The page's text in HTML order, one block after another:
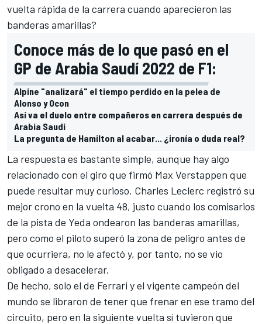
vuelta rápida de la carrera cuando aparecieron las
banderas amarillas?
Conoce más de lo que pasó en el
GP de Arabia Saudí 2022 de F1:
Alpine "analizará" el tiempo perdido en la pelea de
Alonso y Ocon
Así va el duelo entre compañeros en carrera después de
Arabia Saudí
La pregunta de Hamilton al acabar... ¿ironía o duda real?
La respuesta es bastante simple, aunque hay algo
relacionado con el giro que firmó Max Verstappen que
puede resultar muy curioso. Charles Leclerc registró su
mejor crono en la vuelta 48, justo cuando los comisarios
de la pista de Yeda ondearon las banderas amarillas,
pero como el piloto superó la zona de peligro antes de
que ocurriera, no le afectó y, por tanto, no se vio
obligado a desacelerar.
De hecho, solo el de Ferrari y el vigente campeón del
mundo se libraron de tener que frenar en ese tramo del
circuito, pero en la siguiente vuelta sí tuvieron que